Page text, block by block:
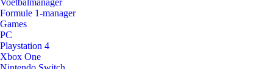
Voetbalmanager
Formule 1-manager
Games
PC
Playstation 4
Xbox One